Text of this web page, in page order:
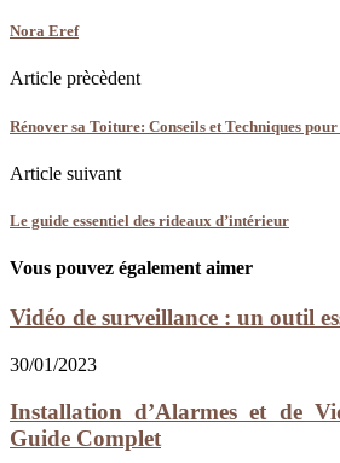
Nora Eref
Article prècèdent
Rénover sa Toiture: Conseils et Techniques
Article suivant
Le guide essentiel des rideaux d’intérieur
Vous pouvez également aimer
Vidéo de surveillance : un outil
30/01/2023
Installation d’Alarmes et de
Guide Complet